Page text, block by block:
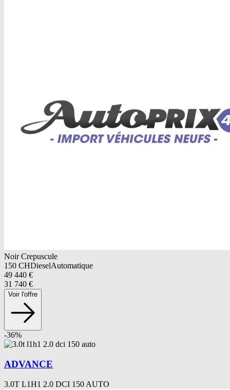
Noir Crepuscule
150 CHDieselAutomatique
49 440 €
31 740 €
Voir l'offre
-36%
ADVANCE
3.0T L1H1 2.0 DCI 150 AUTO